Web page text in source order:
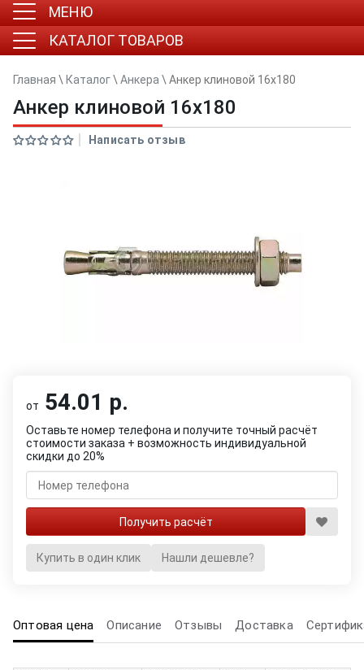
МЕНЮ
КАТАЛОГ ТОВАРОВ
Главная \ Каталог\ Анкера \ Анкер клиновой 16x180
Анкер клиновой 16x180
Написать отзыв
от 54.01 р.
Оставьте номер телефона и получите точный расчёт
стоимости заказа + возможность индивидуальной
скидки до 20%
Купить в один клик Нашли дешевле?
Оптовая цена Описание Отзывы Доставка